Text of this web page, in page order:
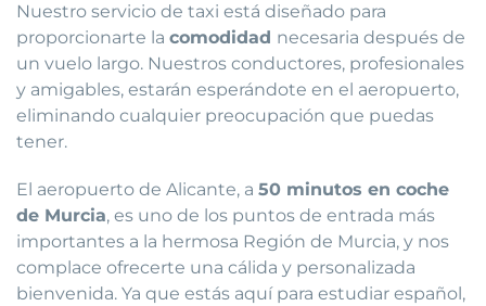
Nuestro servicio de taxi está diseñado para
proporcionarte la comodidad necesaria después de
un vuelo largo. Nuestros conductores, profesionales
y amigables, estarán esperándote en el aeropuerto,
eliminando cualquier preocupación que puedas
tener.
El aeropuerto de Alicante, a 50 minutos en coche
de Murcia, es uno de los puntos de entrada más
importantes a la hermosa Región de Murcia, y nos
complace ofrecerte una cálida y personalizada
bienvenida. Ya que estás aquí para estudiar español,